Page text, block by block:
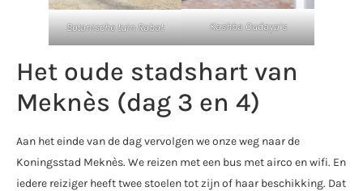
Botanische tuin Rabat Kashba Oudaya’s
Het oude stadshart van
Meknès (dag 3 en 4)
Aan het einde van de dag vervolgen we onze weg naar de
Koningsstad Meknès. We reizen met een bus met airco en wifi. En
iedere reiziger heeft twee stoelen tot zijn of haar beschikking. Dat